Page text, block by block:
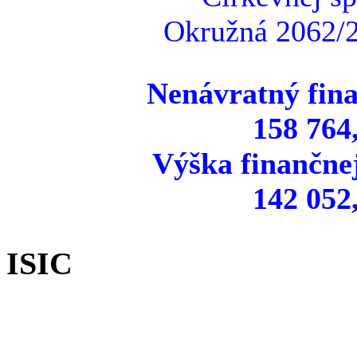
Okružná
Nenávratný
158
Výška
142
ISIC